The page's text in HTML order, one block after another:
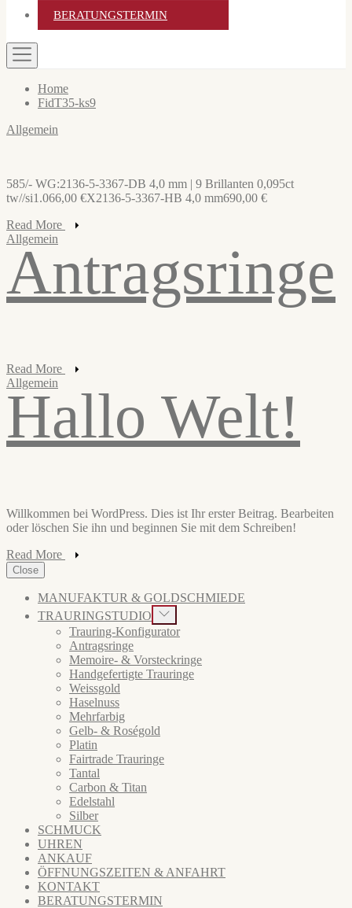
BERATUNGSTERMIN
Home
FidT35-ks9
Allgemein
585/- WG:2136-5-3367-DB 4,0 mm | 9 Brillanten 0,095ct
tw//si1.066,00 €X2136-5-3367-HB 4,0 mm690,00 €
Read More
Allgemein
Antragsringe
Read More
Allgemein
Hallo Welt!
Willkommen bei WordPress. Dies ist Ihr erster Beitrag. Bearbeiten
oder löschen Sie ihn und beginnen Sie mit dem Schreiben!
Read More
Close
MANUFAKTUR & GOLDSCHMIEDE
TRAURINGSTUDIO
Show
sub
menu
Trauring-Konfigurator
Antragsringe
Memoire- & Vorsteckringe
Handgefertigte Trauringe
Weissgold
Haselnuss
Mehrfarbig
Gelb- & Roségold
Platin
Fairtrade Trauringe
Tantal
Carbon & Titan
Edelstahl
Silber
SCHMUCK
UHREN
ANKAUF
ÖFFNUNGSZEITEN & ANFAHRT
KONTAKT
BERATUNGSTERMIN